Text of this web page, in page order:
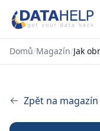
Domů/Magazín/
Zpět na magazín